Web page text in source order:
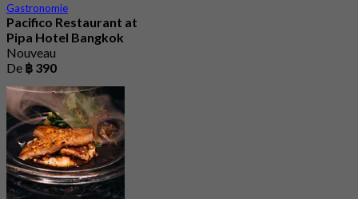
Gastronomie
Pacifico Restaurant at
Pipa Hotel Bangkok
Nouveau
De ฿ 390